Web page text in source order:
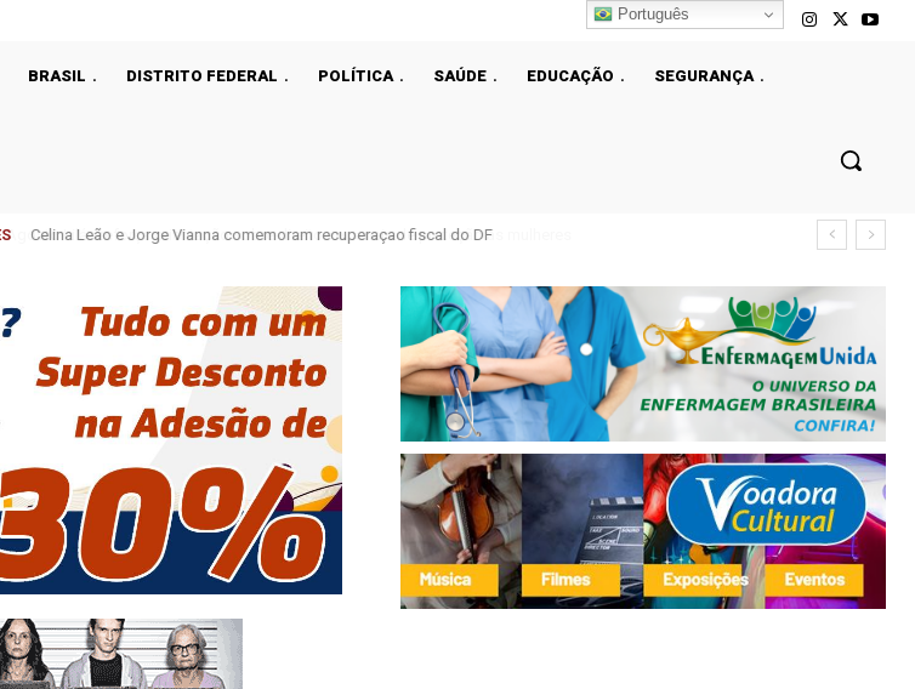
BRASIL DISTRITO FEDERAL POLÍTICA SAÚDE EDUCAÇÃO
SEGURANÇA
Celina Leão e Jorge Vianna comemoram recuperaçao fiscal do DF
Português